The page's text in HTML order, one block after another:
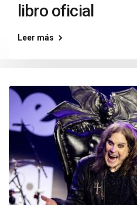
libro oficial
Leer más